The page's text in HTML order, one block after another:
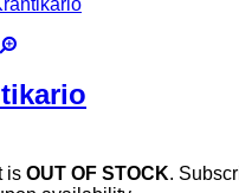
is OUT OF STOCK.